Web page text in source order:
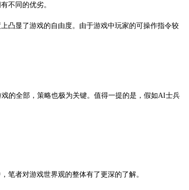
不同的优劣。
凸显了游戏的自由度。由于游戏中玩家的可操作指令较
的全部，策略也极为关键。值得一提的是，假如AI士兵
笔者对游戏世界观的整体有了更深的了解。